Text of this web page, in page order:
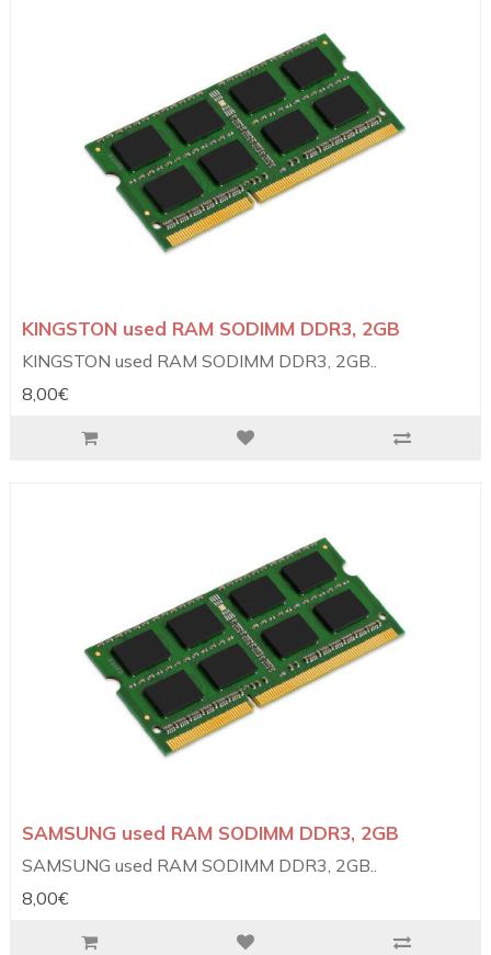
KINGSTON used RAM SODIMM DDR3, 2GB
KINGSTON used RAM SODIMM DDR3, 2GB..
8,00€
SAMSUNG used RAM SODIMM DDR3, 2GB
SAMSUNG used RAM SODIMM DDR3, 2GB..
8,00€